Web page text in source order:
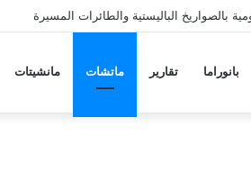
الباليستية والطائرات المسيرة
بانوراما تقارير ماتشات مانشيتات